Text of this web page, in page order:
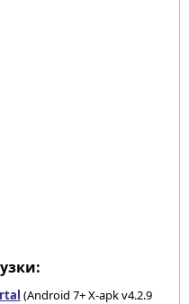
(Android 7+ X-apk v4.2.9